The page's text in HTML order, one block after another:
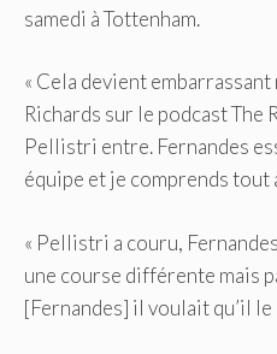
samedi à Tottenham.
« Cela devient embarrassant
Richards sur le podcast The
Pellistri entre. Fernandes
équipe et je comprends tout
« Pellistri a couru,
une course différente mais
[Fernandes] il voulait qu’il